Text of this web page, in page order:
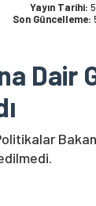
Yayın Tarihi:
Son Güncelleme:
Dair